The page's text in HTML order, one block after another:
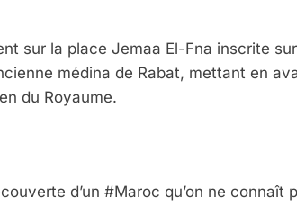
sur la place Jemaa El-Fna inscrite
médina de Rabat, mettant en
du Royaume.
d’un #Maroc qu’on ne connaît